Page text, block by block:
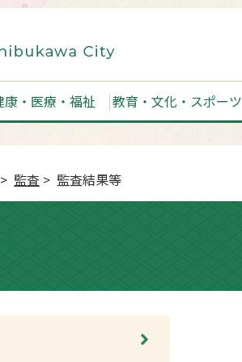
康・医療・福祉 教育・文化・スポーツ
> 監査 > 監査結果等